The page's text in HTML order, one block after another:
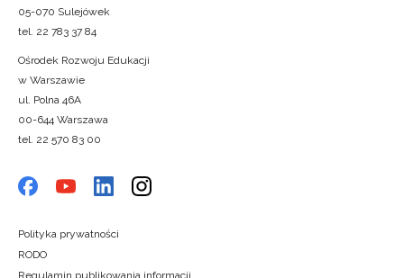
05-070 Sulejówek
tel. 22 783 37 84
Ośrodek Rozwoju Edukacji
w Warszawie
ul. Polna 46A
00-644 Warszawa
tel. 22 570 83 00
Polityka prywatności
RODO
Regulamin publikowania informacji